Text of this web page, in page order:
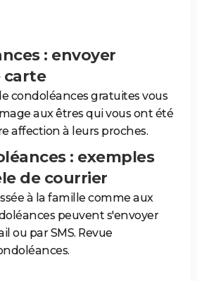
: envoyer
condoléances gratuites vous
aux êtres qui vous ont été
affection à leurs proches.
: exemples
de courrier
à la famille comme aux
peuvent s'envoyer
ou par SMS. Revue